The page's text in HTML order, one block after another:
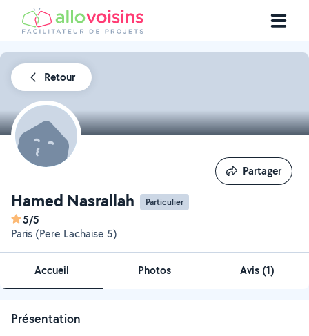
Retour
Hamed Nasrallah Particulier
5/5
Paris (Pere Lachaise 5)
Partager
Partager
Accueil Photos Avis (1)
Présentation